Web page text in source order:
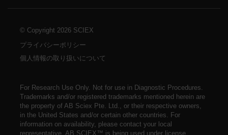
© Copyright 2026 SCIEX
プライバシーポリシー
個人情報の取り扱いについて
For Research Use Only. Not for use in Diagnostic Procedures.
Trademarks and/or registered trademarks mentioned herein are
the property of AB Sciex Pte. Ltd., or their respective owners,
in the United States and/or certain other countries. For
information on availability, please contact your local
representative . AB SCIEX™ is being used under license.